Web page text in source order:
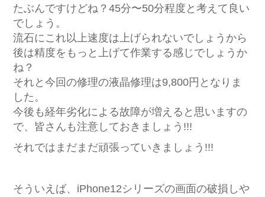
たぶんですけどね？45分〜50分程度と考えて良い
でしょう。
流石にこれ以上速度は上げられないでしょうから
後は精度をもっと上げて作業する感じでしょうか
ね？
それと今回の修理の液晶修理は9,800円となりま
した。
今後も経年劣化による故障が増えると思いますの
で、皆さんも注意しておきましょう!!!
それではまだまだ頑張っていきましょう!!!
そういえば、iPhone12シリーズの画面の破損しや